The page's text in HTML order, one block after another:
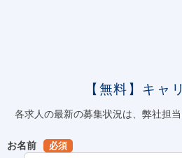
【無料】キャ
各求人の最新の募集状況は、弊社担
お名前 必須